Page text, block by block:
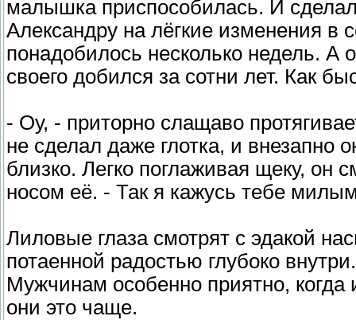
малышка приспособилась. И
Александру на лёгкие изменения в
понадобилось несколько недель. А
своего добился за сотни лет. Как
- Оу, - приторно слащаво
не сделал даже глотка, и
близко. Легко поглаживая щеку, он
носом её. - Так я кажусь тебе
Лиловые глаза смотрят с эдакой
потаенной радостью глубоко
Мужчинам особенно приятно,
они это чаще.